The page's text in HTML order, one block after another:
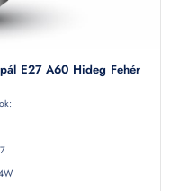
E27 A60 Hideg Fehér